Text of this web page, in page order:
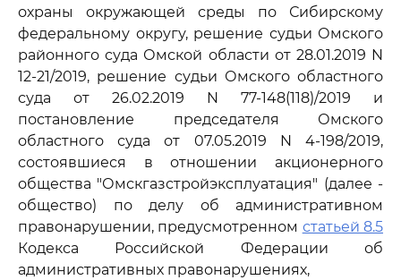
охраны окружающей среды по Сибирскому
федеральному округу, решение судьи Омского
районного суда Омской области от 28.01.2019 N
12-21/2019, решение судьи Омского областного
суда от 26.02.2019 N 77-148(118)/2019 и
постановление председателя Омского
областного суда от 07.05.2019 N 4-198/2019,
состоявшиеся в отношении акционерного
общества "Омскгазстройэксплуатация" (далее -
общество) по делу об административном
правонарушении, предусмотренном статьей 8.5
Кодекса Российской Федерации об
административных правонарушениях,